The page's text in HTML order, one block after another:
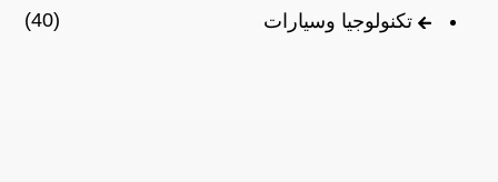
تكنولوجيا وسيارات
(40)